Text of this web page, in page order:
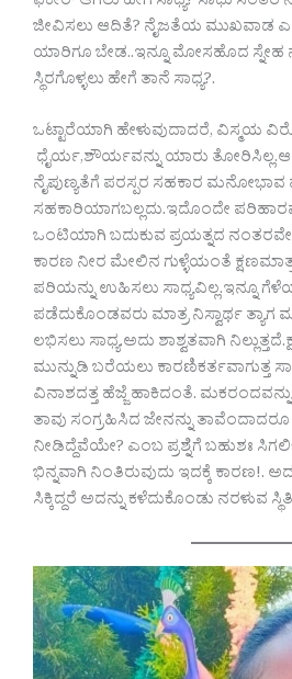
ಜೀವಿಸಲು ಆದಿತೆ? ನೈಜತೆಯ ಮುಖವಾಡ
ಯಾರಿಗೂ ಬೇಡ..ಇನ್ನೂ ಮೋಸಹೊದ ಸ್ನೇಹ
ಸ್ಥಿರಗೊಳ್ಳಲು ಹೇಗೆ ತಾನೆ ಸಾಧ್ಯ?.
ಒಟ್ಟಾರೆಯಾಗಿ ಹೇಳುವುದಾದರೆ, ವಿಸ್ಮಯ
ಧೈರ್ಯ,ಶೌರ್ಯವನ್ನು ಯಾರು
ನೈಪುಣ್ಯತೆಗೆ ಪರಸ್ಪರ ಸಹಕಾರ ಮನೋಭಾವ
ಸಹಕಾರಿಯಾಗಬಲ್ಲದು.ಇದೊಂದೇ
ಒಂಟಿಯಾಗಿ ಬದುಕುವ ಪ್ರಯತ್ನದ
ಕಾರಣ ನೀರ ಮೇಲಿನ ಗುಳ್ಳೆಯಂತೆ
ಪರಿಯನ್ನು ಉಹಿಸಲು ಸಾಧ್ಯವಿಲ್ಲ.ಇನ್ನೂ
ಪಡೆದುಕೊಂಡವರು ಮಾತ್ರ ನಿಸ್ವಾರ್ಥ
ಲಭಿಸಲು ಸಾಧ್ಯ.ಅದು ಶಾಶ್ವತವಾಗಿ
ಮುನ್ನುಡಿ ಬರೆಯಲು ಕಾರಣಿಕರ್ತವಾಗುತ್ತ
ವಿನಾಶದತ್ತ ಹೆಜ್ಜೆ ಹಾಕಿದಂತೆ.
ತಾವು ಸಂಗ್ರಹಿಸಿದ ಜೇನನ್ನು
ನೀಡಿದ್ದೆವೆಯೇ? ಎಂಬ ಪ್ರಶ್ನೆಗೆ ಬಹುಶಃ
ಭಿನ್ನವಾಗಿ ನಿಂತಿರುವುದು ಇದಕ್ಕೆ ಕಾರಣ!.
ಸಿಕ್ಕಿದ್ದರೆ ಅದನ್ನು ಕಳೆದುಕೊಂಡು ನರಳುವ